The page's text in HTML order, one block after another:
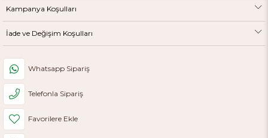
Kampanya Koşulları
İade ve Değişim Koşulları
Whatsapp Sipariş
Telefonla Sipariş
Favorilere Ekle